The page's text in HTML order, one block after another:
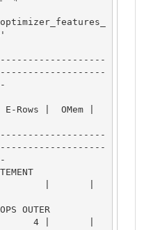
|  OMem |
OUTER
4 |       |